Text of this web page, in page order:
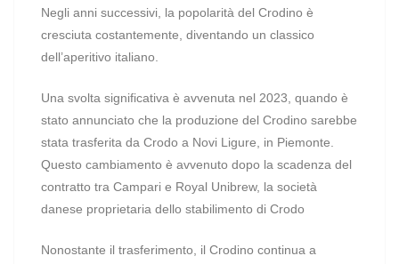
Negli anni successivi, la popolarità del Crodino è
cresciuta costantemente, diventando un classico
dell’aperitivo italiano.
Una svolta significativa è avvenuta nel 2023, quando è
stato annunciato che la produzione del Crodino sarebbe
stata trasferita da Crodo a Novi Ligure, in Piemonte.
Questo cambiamento è avvenuto dopo la scadenza del
contratto tra Campari e Royal Unibrew, la società
danese proprietaria dello stabilimento di Crodo
Nonostante il trasferimento, il Crodino continua a